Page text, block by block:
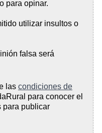
para opinar.
utilizar insultos o
falsa será
las condiciones de
para conocer el
para publicar